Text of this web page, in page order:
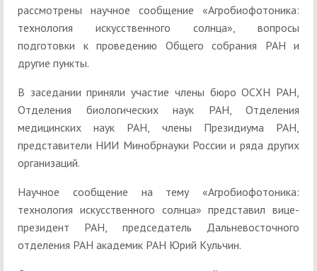
рассмотрены научное сообщение «Агробиофотоника:
технология искусственного солнца», вопросы
подготовки к проведению Общего собрания РАН и
другие пункты.
В заседании приняли участие члены бюро ОСХН РАН,
Отделения биологических наук РАН, Отделения
медицинских наук РАН, члены Президиума РАН,
представители НИИ Минобрнауки России и ряда других
организаций.
Научное сообщение на тему «Агробиофотоника:
технология искусственного солнца» представил вице-
президент РАН, председатель Дальневосточного
отделения РАН академик РАН Юрий Кульчин.